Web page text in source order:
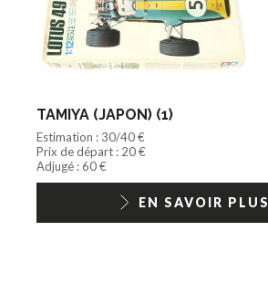
TAMIYA (JAPON) (1)
Estimation : 30/40 €
Prix de départ : 20 €
Adjugé : 60 €
EN SAVOIR PLUS